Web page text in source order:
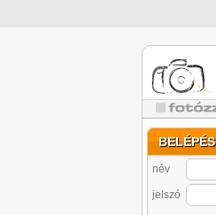
BELÉPÉS
név
jelszó